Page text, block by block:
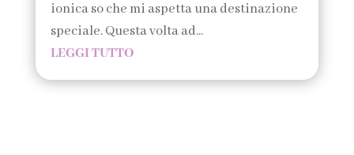
ionica so che mi aspetta una destinazione
speciale. Questa volta ad...
LEGGI TUTTO